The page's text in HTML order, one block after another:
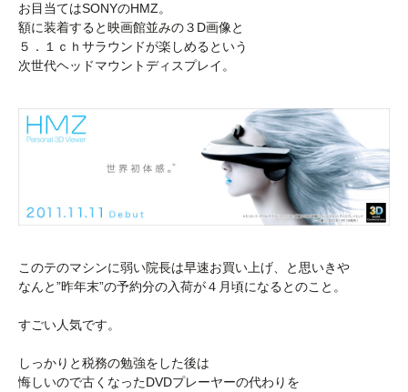
お目当てはSONYのHMZ。
額に装着すると映画館並みの３D画像と
５．１ｃｈサラウンドが楽しめるという
次世代ヘッドマウントディスプレイ。
このテのマシンに弱い院長は早速お買い上げ、と思いきや
なんと”昨年末”の予約分の入荷が４月頃になるとのこと。
すごい人気です。
しっかりと税務の勉強をした後は
悔しいので古くなったDVDプレーヤーの代わりを